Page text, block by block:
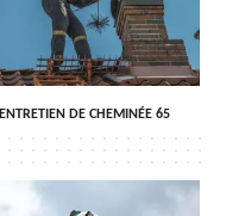
ENTRETIEN DE CHEMINÉE 65